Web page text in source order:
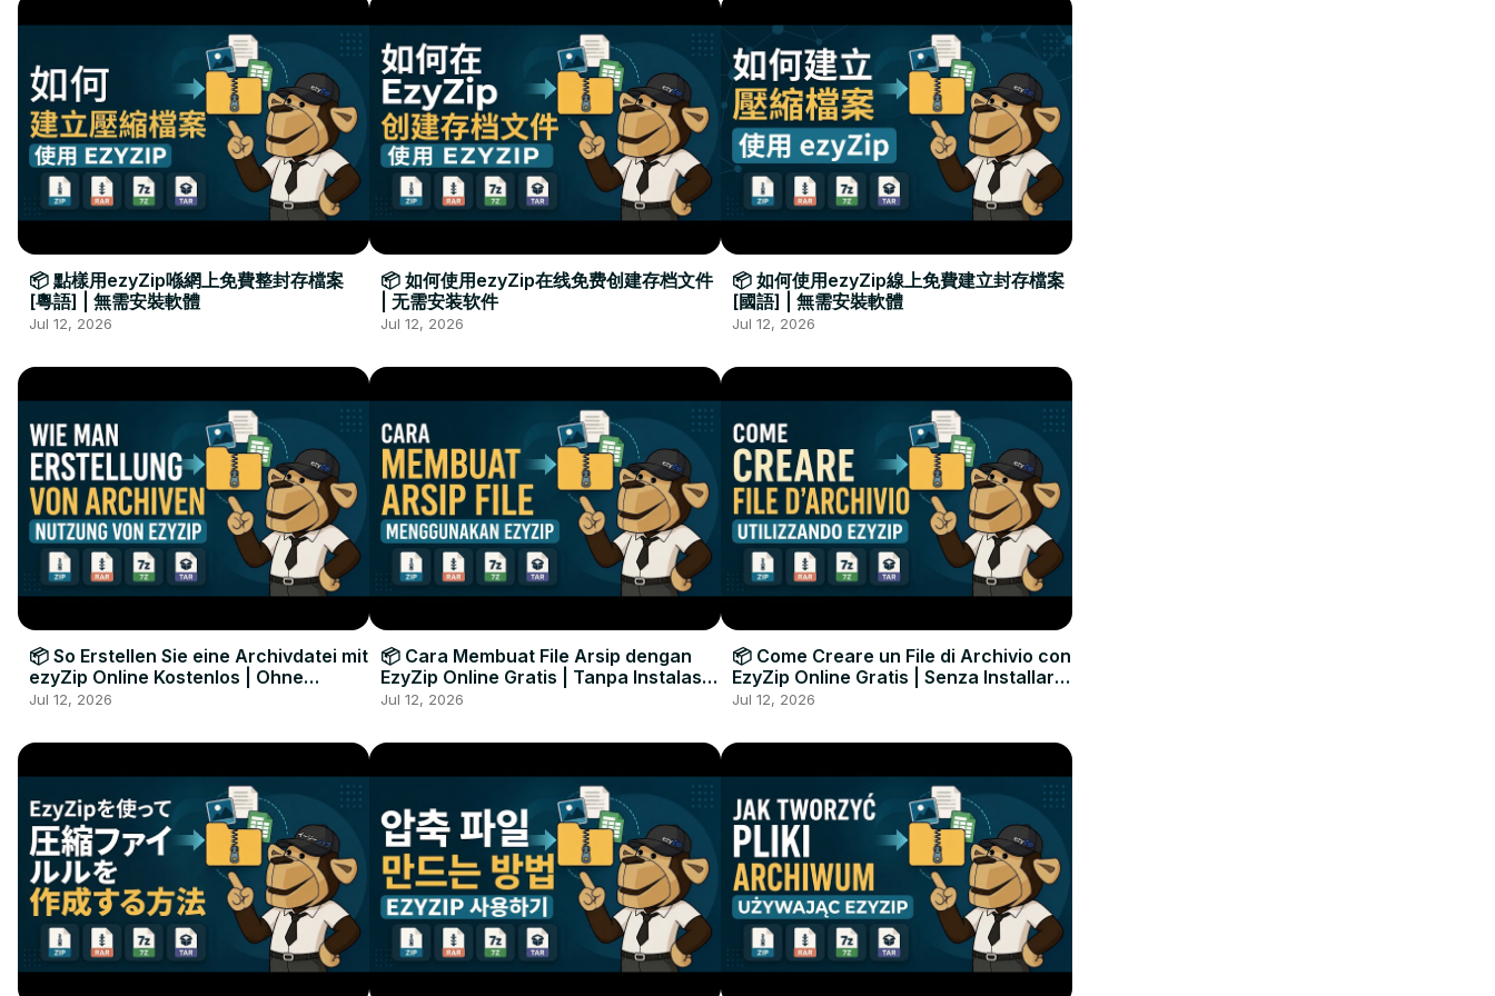
📦 點樣用ezyZip喺網上免費整封存檔案
[粵語] | 無需安裝軟體
Jul 12, 2026
📦 如何使用ezyZip在线免费创建存档文件
| 无需安装软件
Jul 12, 2026
📦 如何使用ezyZip線上免費建立封存檔案
[國語] | 無需安裝軟體
Jul 12, 2026
📦 So Erstellen Sie eine Archivdatei mit
ezyZip Online Kostenlos | Ohne
Softwareinstallation
Jul 12, 2026
📦 Cara Membuat File Arsip dengan
EzyZip Online Gratis | Tanpa Instalasi
Perangkat Lunak
Jul 12, 2026
📦 Come Creare un File di Archivio con
EzyZip Online Gratis | Senza Installare
Software
Jul 12, 2026